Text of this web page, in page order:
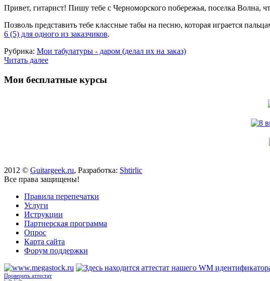
Привет, гитарист! Пишу тебе с Черноморского побережья, поселка Волна,
Позволь представить тебе классные табы на песню, которая играется
6 (5) для одного из заказчиков.
Рубрика: Мои табулатуры - даром (делал их на заказ)
Читать далее
Мои бесплатные курсы
2012 © Guitargeek.ru, Разработка: Shtirlic
Все права защищены!
Правила перепечатки
Услуги
Иструкции
Партнерская программа
Опрос
Карта сайта
Форум поддержки
Проверить аттестат